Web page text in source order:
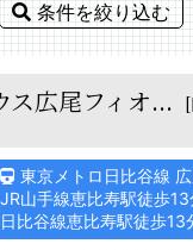
条件を絞り込む
ス広尾フィオ...
東京メトロ日比谷線
JR山手線恵比寿駅徒歩
日比谷線恵比寿駅徒歩13